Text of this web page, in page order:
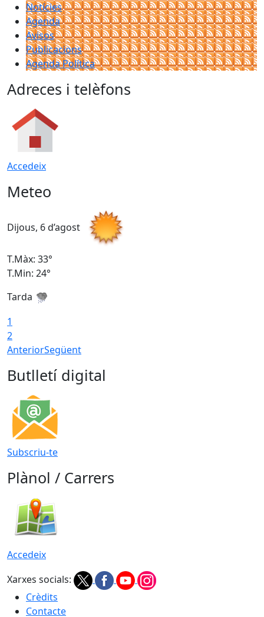
Notícies
Agenda
Avisos
Publicacions
Agenda Política
Adreces i telèfons
Accedeix
Meteo
Dijous, 6 d’agost
T.Màx: 33°
T.Min: 24°
Tarda
1
2
AnteriorSegüent
Butlletí digital
Subscriu-te
Plànol / Carrers
Accedeix
Xarxes socials:
Crèdits
Contacte